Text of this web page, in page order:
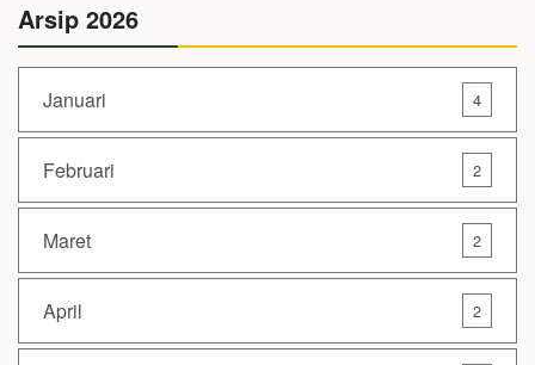
Arsip 2026
Januari 4
Februari 2
Maret 2
April 2